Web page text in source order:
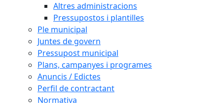
Altres administracions
Pressupostos i plantilles
Ple municipal
Juntes de govern
Pressupost municipal
Plans, campanyes i programes
Anuncis / Edictes
Perfil de contractant
Normativa